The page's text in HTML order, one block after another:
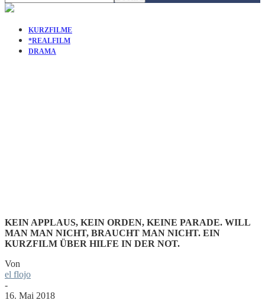
KURZFILME
*REALFILM
DRAMA
KEIN APPLAUS, KEIN ORDEN, KEINE PARADE. WILL
MAN MAN NICHT, BRAUCHT MAN NICHT. EIN
KURZFILM ÜBER HILFE IN DER NOT.
Von
el flojo
-
16. Mai 2018